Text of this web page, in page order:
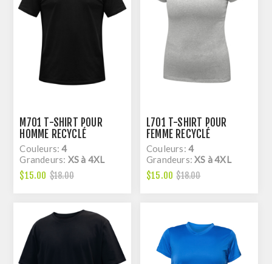
M701 T-SHIRT POUR
HOMME RECYCLÉ
Couleurs:4
Grandeurs: XS à 4XL
$15.00 $18.00
L701 T-SHIRT POUR
FEMME RECYCLÉ
Couleurs:4
Grandeurs:XS à 4XL
$15.00 $18.00